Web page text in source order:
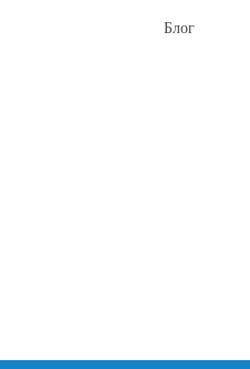
Блог